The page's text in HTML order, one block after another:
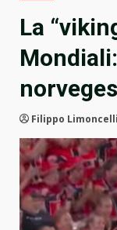
La
Filippo Limoncelli